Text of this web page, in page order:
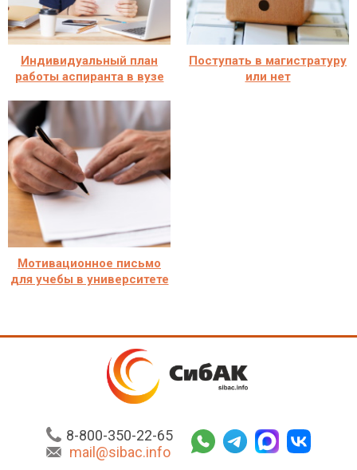
Индивидуальный план
работы аспиранта в вузе
Поступать в магистратуру
или нет
Мотивационное письмо
для учебы в университете
8-800-350-22-65
mail@sibac.info